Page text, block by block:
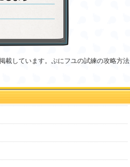
載しています。ぷにフユの試練の攻略方法